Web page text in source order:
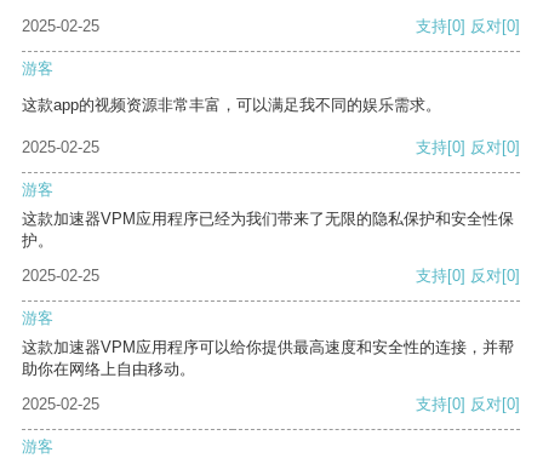
2025-02-25 支持[0] 反对[0]
游客
这款app的视频资源非常丰富，可以满足我不同的娱乐需求。
2025-02-25 支持[0] 反对[0]
游客
这款加速器VPM应用程序已经为我们带来了无限的隐私保护和安全性保
护。
2025-02-25
支持[0] 反对[0]
游客
这款加速器VPM应用程序可以给你提供最高速度和安全性的连接，并帮
助你在网络上自由移动。
2025-02-25
支持[0] 反对[0]
游客